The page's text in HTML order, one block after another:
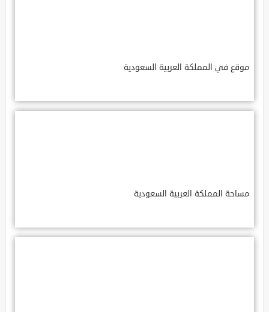
موقع في المملكة العربية السعودية
مساحة المملكة العربية السعودية